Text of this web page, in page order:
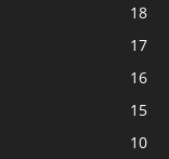
18
17
16
15
10